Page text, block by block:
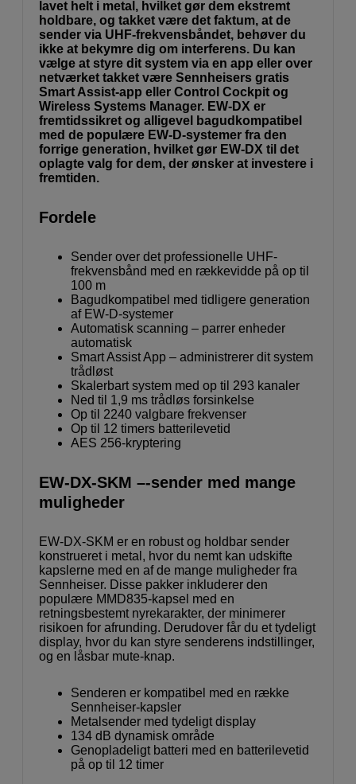
lavet helt i metal, hvilket gør dem ekstremt
holdbare, og takket være det faktum, at de
sender via UHF-frekvensbåndet, behøver du
ikke at bekymre dig om interferens. Du kan
vælge at styre dit system via en app eller over
netværket takket være Sennheisers gratis
Smart Assist-app eller Control Cockpit og
Wireless Systems Manager. EW-DX er
fremtidssikret og alligevel bagudkompatibel
med de populære EW-D-systemer fra den
forrige generation, hvilket gør EW-DX til det
oplagte valg for dem, der ønsker at investere i
fremtiden.
Fordele
Sender over det professionelle UHF-
frekvensbånd med en rækkevidde på op til
100 m
Bagudkompatibel med tidligere generation
af EW-D-systemer
Automatisk scanning – parrer enheder
automatisk
Smart Assist App – administrerer dit system
trådløst
Skalerbart system med op til 293 kanaler
Ned til 1,9 ms trådløs forsinkelse
Op til 2240 valgbare frekvenser
Op til 12 timers batterilevetid
AES 256-kryptering
EW-DX-SKM –-sender med mange
muligheder
EW-DX-SKM er en robust og holdbar sender
konstrueret i metal, hvor du nemt kan udskifte
kapslerne med en af de mange muligheder fra
Sennheiser. Disse pakker inkluderer den
populære MMD835-kapsel med en
retningsbestemt nyrekarakter, der minimerer
risikoen for afrunding. Derudover får du et tydeligt
display, hvor du kan styre senderens indstillinger,
og en låsbar mute-knap.
Senderen er kompatibel med en række
Sennheiser-kapsler
Metalsender med tydeligt display
134 dB dynamisk område
Genopladeligt batteri med en batterilevetid
på op til 12 timer